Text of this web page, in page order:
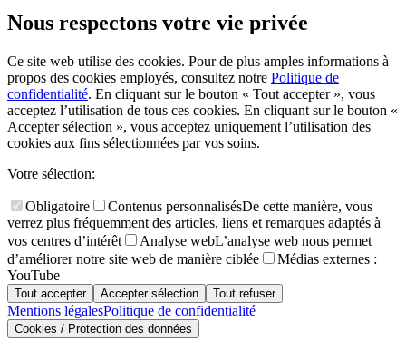
Nous respectons votre vie privée
Ce site web utilise des cookies. Pour de plus amples informations à
propos des cookies employés, consultez notre Politique de
confidentialité. En cliquant sur le bouton « Tout accepter », vous
acceptez l’utilisation de tous ces cookies. En cliquant sur le bouton «
Accepter sélection », vous acceptez uniquement l’utilisation des
cookies aux fins sélectionnées par vos soins.
Votre sélection:
Obligatoire Contenus personnalisésDe cette manière, vous
verrez plus fréquemment des articles, liens et remarques adaptés à
vos centres d’intérêt
Analyse webL’analyse web nous permet
d’améliorer notre site web de manière ciblée
Médias externes :
YouTube
Tout accepter Accepter sélection Tout refuser
Mentions légalesPolitique de confidentialité
Cookies / Protection des données